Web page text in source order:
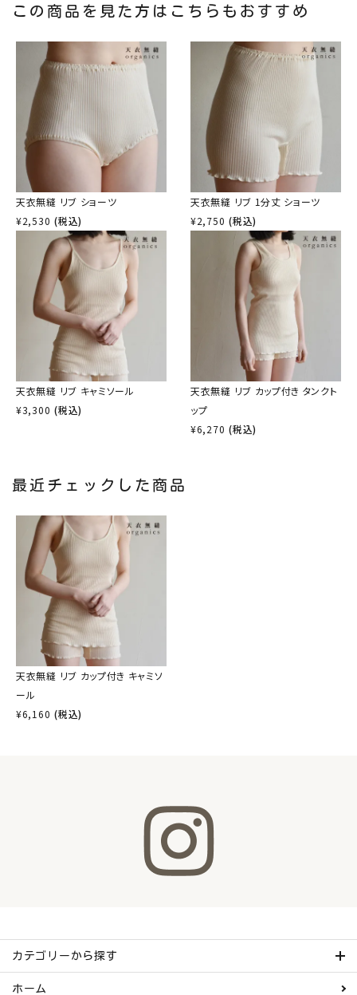
この商品を見た方はこちらもおすすめ
天衣無縫 リブ ショーツ
¥2,530 (税込)
天衣無縫 リブ 1分丈 ショーツ
¥2,750 (税込)
天衣無縫 リブ キャミソール
¥3,300 (税込)
天衣無縫 リブ カップ付き タンクト
ップ
¥6,270 (税込)
最近チェックした商品
天衣無縫 リブ カップ付き キャミソ
ール
¥6,160 (税込)
カテゴリーから探す
ホーム